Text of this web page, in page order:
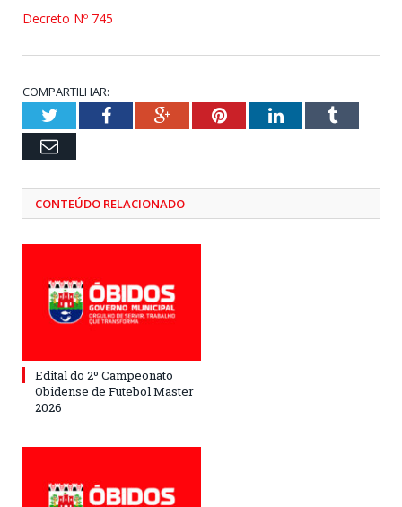
Decreto Nº 745
COMPARTILHAR:
TwitterFacebookGoogle+PinterestLinkedInTumblr
Email
CONTEÚDO RELACIONADO
Edital do 2º Campeonato
Obidense de Futebol Master
2026